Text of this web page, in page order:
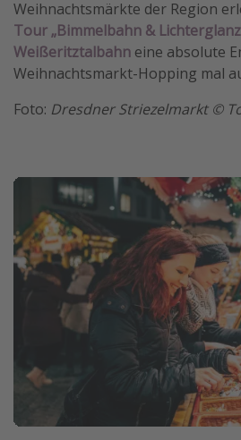
Weihnachtsmärkte der Region
Tour „Bimmelbahn &
Weißeritztalbahn eine absolute
Weihnachtsmarkt-Hopping mal
Foto: Dresdner Striezelmarkt ©